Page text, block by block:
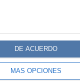
MÁS OPCIONES
DE ACUERDO